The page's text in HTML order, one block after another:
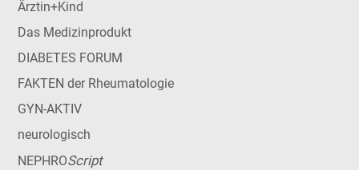
Ärztin+Kind
Das Medizinprodukt
DIABETES FORUM
FAKTEN der Rheumatologie
GYN-AKTIV
neurologisch
NEPHROScript